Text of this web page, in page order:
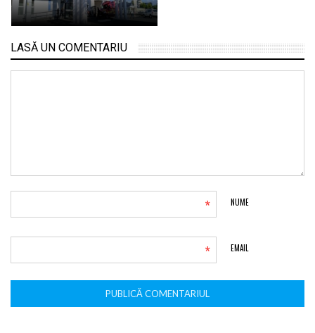
LASĂ UN COMENTARIU
NUME
*
EMAIL
*